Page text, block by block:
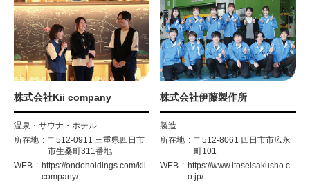
株式会社Kii company
温泉・サウナ・ホテル
所在地
〒512-0911 三重県四日市
市生桑町311番地
WEB
https://ondoholdings.com/kii
company/
株式会社伊藤製作所
製造
所在地
〒512-8061 四日市市広永
町101
WEB
https://www.itoseisakusho.c
o.jp/